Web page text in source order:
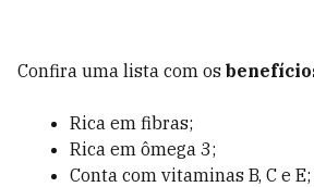
Confira uma lista com os
Rica em fibras;
Rica em ômega 3;
Conta com vitaminas B, C e E;